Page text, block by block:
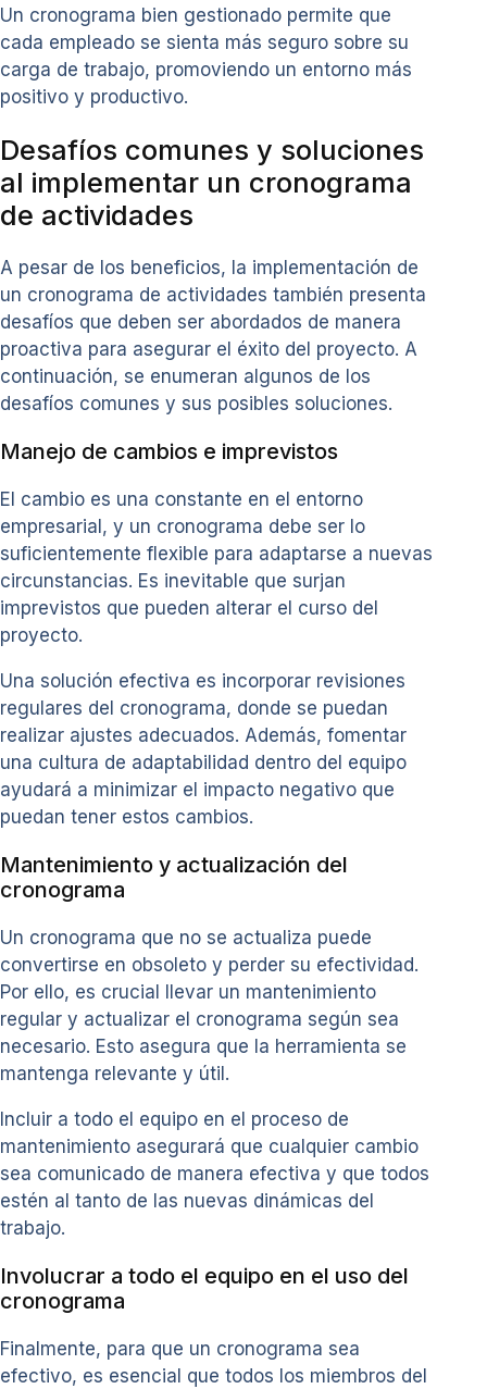
Un cronograma bien gestionado permite que
cada empleado se sienta más seguro sobre su
carga de trabajo, promoviendo un entorno más
positivo y productivo.
Desafíos comunes y soluciones
al implementar un cronograma
de actividades
A pesar de los beneficios, la implementación de
un cronograma de actividades también presenta
desafíos que deben ser abordados de manera
proactiva para asegurar el éxito del proyecto. A
continuación, se enumeran algunos de los
desafíos comunes y sus posibles soluciones.
Manejo de cambios e imprevistos
El cambio es una constante en el entorno
empresarial, y un cronograma debe ser lo
suficientemente flexible para adaptarse a nuevas
circunstancias. Es inevitable que surjan
imprevistos que pueden alterar el curso del
proyecto.
Una solución efectiva es incorporar revisiones
regulares del cronograma, donde se puedan
realizar ajustes adecuados. Además, fomentar
una cultura de adaptabilidad dentro del equipo
ayudará a minimizar el impacto negativo que
puedan tener estos cambios.
Mantenimiento y actualización del
cronograma
Un cronograma que no se actualiza puede
convertirse en obsoleto y perder su efectividad.
Por ello, es crucial llevar un mantenimiento
regular y actualizar el cronograma según sea
necesario. Esto asegura que la herramienta se
mantenga relevante y útil.
Incluir a todo el equipo en el proceso de
mantenimiento asegurará que cualquier cambio
sea comunicado de manera efectiva y que todos
estén al tanto de las nuevas dinámicas del
trabajo.
Involucrar a todo el equipo en el uso del
cronograma
Finalmente, para que un cronograma sea
efectivo, es esencial que todos los miembros del